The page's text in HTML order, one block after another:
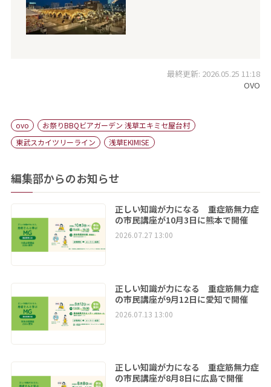
最終更新: 2026.05.25 11:18
OVO
ovo
お祭りBBQビアガーデン 浅草エキミセ屋台村
東武スカイツリーライン
浅草EKIMISE
編集部からのお知らせ
正しい知識が力になる 重症筋無力症
の市民講座が10月3日に熊本で開催
2026.07.27 13:00
正しい知識が力になる 重症筋無力症
の市民講座が9月12日に愛知で開催
2026.07.13 13:00
正しい知識が力になる 重症筋無力症
の市民講座が8月8日に広島で開催